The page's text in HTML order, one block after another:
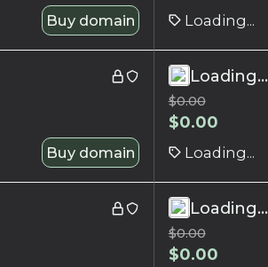
Buy domain Loading...
Buy domain
Loading...
$0.00
$0.00
Loading...
Loading...
$0.00
$0.00